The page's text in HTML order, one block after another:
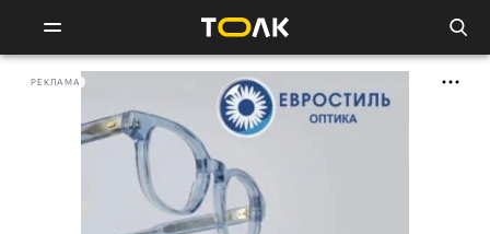
РЕКЛАМА